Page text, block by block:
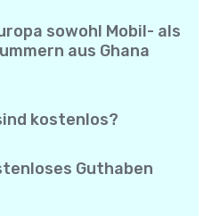
anfühlt, als würden
Ihrer Nachbarschaft
er am anderen Ende
sowohl Mobil- als
aus Ghana
also jeden nach Europa
kostenlos?
Nutzer die App
dem Internet verbunden
die Option
Guthaben